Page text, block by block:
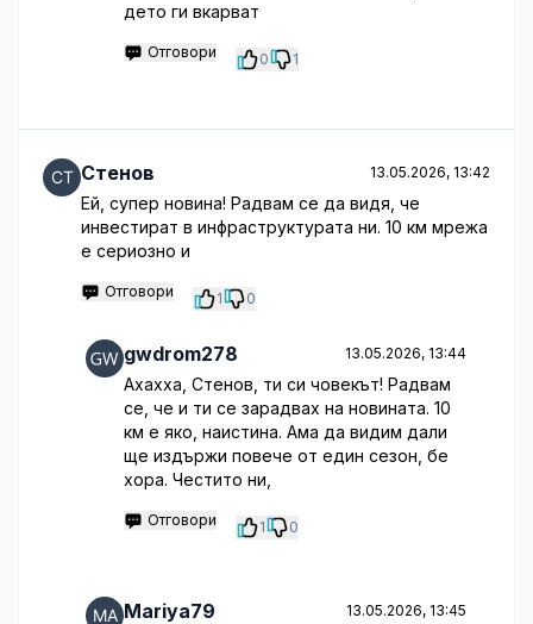
дето ги вкарват
Отговори 0 1
Стенов 13.05.2026, 13:42
Ей, супер новина! Радвам се да видя, че
инвестират в инфраструктурата ни. 10 км мрежа
е сериозно и
Отговори 1 0
gwdrom278 13.05.2026, 13:44
Ахахха, Стенов, ти си човекът! Радвам
се, че и ти се зарадвах на новината. 10
км е яко, наистина. Ама да видим дали
ще издържи повече от един сезон, бе
хора. Честито ни,
Отговори 1 0
Mariya79 13.05.2026, 13:45